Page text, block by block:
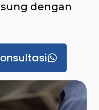
dengan